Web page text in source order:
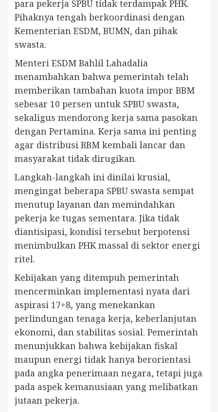
para pekerja SPBU tidak terdampak PHK.
Pihaknya tengah berkoordinasi dengan
Kementerian ESDM, BUMN, dan pihak
swasta.
Menteri ESDM Bahlil Lahadalia
menambahkan bahwa pemerintah telah
memberikan tambahan kuota impor BBM
sebesar 10 persen untuk SPBU swasta,
sekaligus mendorong kerja sama pasokan
dengan Pertamina. Kerja sama ini penting
agar distribusi BBM kembali lancar dan
masyarakat tidak dirugikan.
Langkah-langkah ini dinilai krusial,
mengingat beberapa SPBU swasta sempat
menutup layanan dan memindahkan
pekerja ke tugas sementara. Jika tidak
diantisipasi, kondisi tersebut berpotensi
menimbulkan PHK massal di sektor energi
ritel.
Kebijakan yang ditempuh pemerintah
mencerminkan implementasi nyata dari
aspirasi 17+8, yang menekankan
perlindungan tenaga kerja, keberlanjutan
ekonomi, dan stabilitas sosial. Pemerintah
menunjukkan bahwa kebijakan fiskal
maupun energi tidak hanya berorientasi
pada angka penerimaan negara, tetapi juga
pada aspek kemanusiaan yang melibatkan
jutaan pekerja.